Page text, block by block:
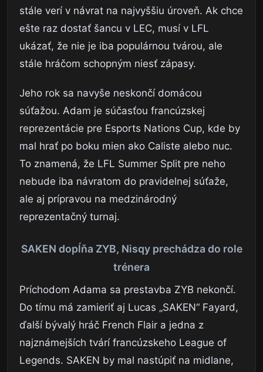
stále verí v návrat na najvyššiu úroveň. Ak chce
ešte raz dostať šancu v LEC, musí v LFL
ukázať, že nie je iba populárnou tvárou, ale
stále hráčom schopným niesť zápasy.
Jeho rok sa navyše neskončí domácou
súťažou. Adam je súčasťou francúzskej
reprezentácie pre Esports Nations Cup, kde by
mal hrať po boku mien ako Caliste alebo nuc.
To znamená, že LFL Summer Split pre neho
nebude iba návratom do pravidelnej súťaže,
ale aj prípravou na medzinárodný
reprezentačný turnaj.
SAKEN dopĺňa ZYB, Nisqy prechádza do role
trénera
Príchodom Adama sa prestavba ZYB nekončí.
Do tímu má zamieriť aj Lucas „SAKEN“ Fayard,
ďalší bývalý hráč French Flair a jedna z
najznámejších tvárí francúzskeho League of
Legends. SAKEN by mal nastúpiť na midlane,